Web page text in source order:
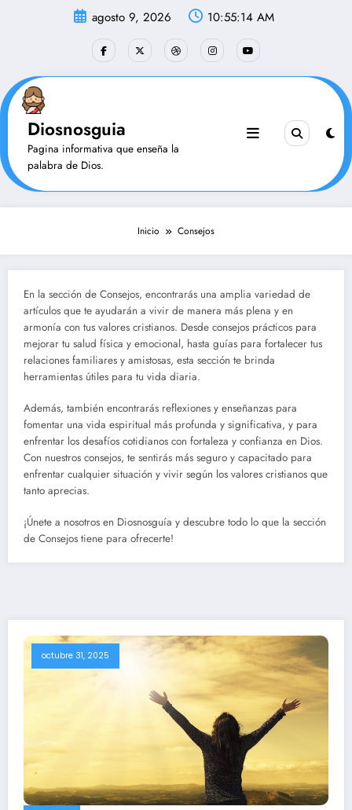
agosto 9, 2026 10:55:15 AM
Diosnosguia
Pagina informativa que enseña la
palabra de Dios.
Inicio Consejos
En la sección de Consejos, encontrarás una amplia variedad de
artículos que te ayudarán a vivir de manera más plena y en
armonía con tus valores cristianos. Desde consejos prácticos para
mejorar tu salud física y emocional, hasta guías para fortalecer tus
relaciones familiares y amistosas, esta sección te brinda
herramientas útiles para tu vida diaria.
Además, también encontrarás reflexiones y enseñanzas para
fomentar una vida espiritual más profunda y significativa, y para
enfrentar los desafíos cotidianos con fortaleza y confianza en Dios.
Con nuestros consejos, te sentirás más seguro y capacitado para
enfrentar cualquier situación y vivir según los valores cristianos que
tanto aprecias.
¡Únete a nosotros en Diosnosguía y descubre todo lo que la sección
de Consejos tiene para ofrecerte!
octubre 31, 2025